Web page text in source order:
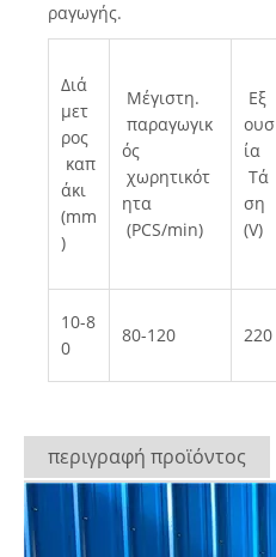
ραγωγής.
Διά
μετ
ρος
καπ
άκι
(mm
)
Μέγιστη.
παραγωγικ
ός
χωρητικότ
ητα
(PCS/min)
Εξ
ουσ
ία
Τά
ση
(V)
10-8
0
80-120 220
περιγραφή προϊόντος